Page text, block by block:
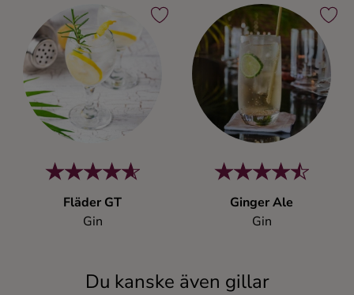
Fläder GT
Gin
Ginger Ale
Gin
Du kanske även gillar